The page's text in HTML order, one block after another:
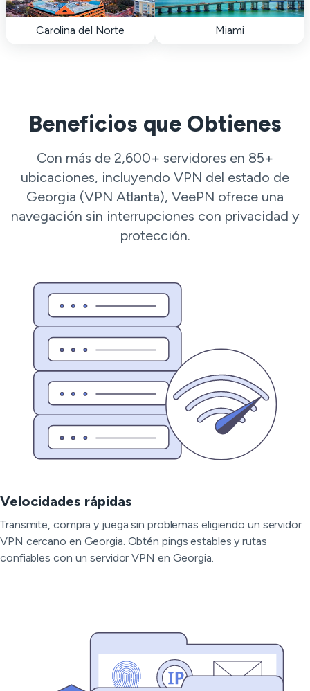
Carolina del Norte Miami
Beneficios que Obtienes
Con más de 2,600+ servidores en 85+
ubicaciones, incluyendo VPN del estado de
Georgia (VPN Atlanta), VeePN ofrece una
navegación sin interrupciones con privacidad y
protección.
Velocidades rápidas
Transmite, compra y juega sin problemas eligiendo un servidor
VPN cercano en Georgia. Obtén pings estables y rutas
confiables con un servidor VPN en Georgia.